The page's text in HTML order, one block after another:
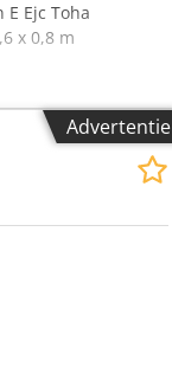
Ejc Toha
x 0,8 m
Advertentie